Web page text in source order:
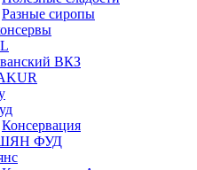
Разные сиропы
ВКЗ
Консервация
ФУД